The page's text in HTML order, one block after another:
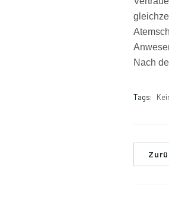
Nach
Tags: